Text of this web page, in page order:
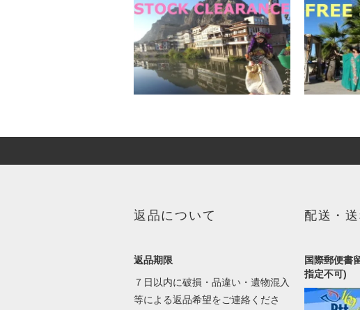
返品について
返品期限
７日以内に破損・品違い・遺物混入
等による返品希望をご連絡くださ
配送・
国際郵便書
指定不可)